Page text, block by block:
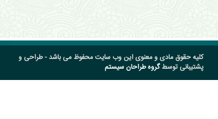
کلیه حقوق مادی و معنوی این وب سایت محفوظ می باشد - طراحی و
پشتیبانی توسطگروه طراحان سیستم